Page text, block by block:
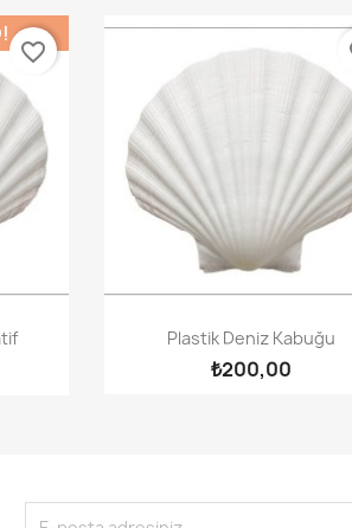
favorite_border
Hızlı Görünüm
Plastik Deniz Kabuğu
₺200,00